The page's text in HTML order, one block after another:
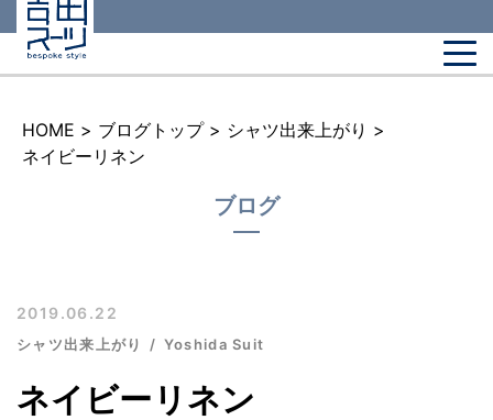
HOME > ブログトップ > シャツ出来上がり >
ネイビーリネン
ブログ
2019.06.22
シャツ出来上がり Yoshida Suit
ネイビーリネン